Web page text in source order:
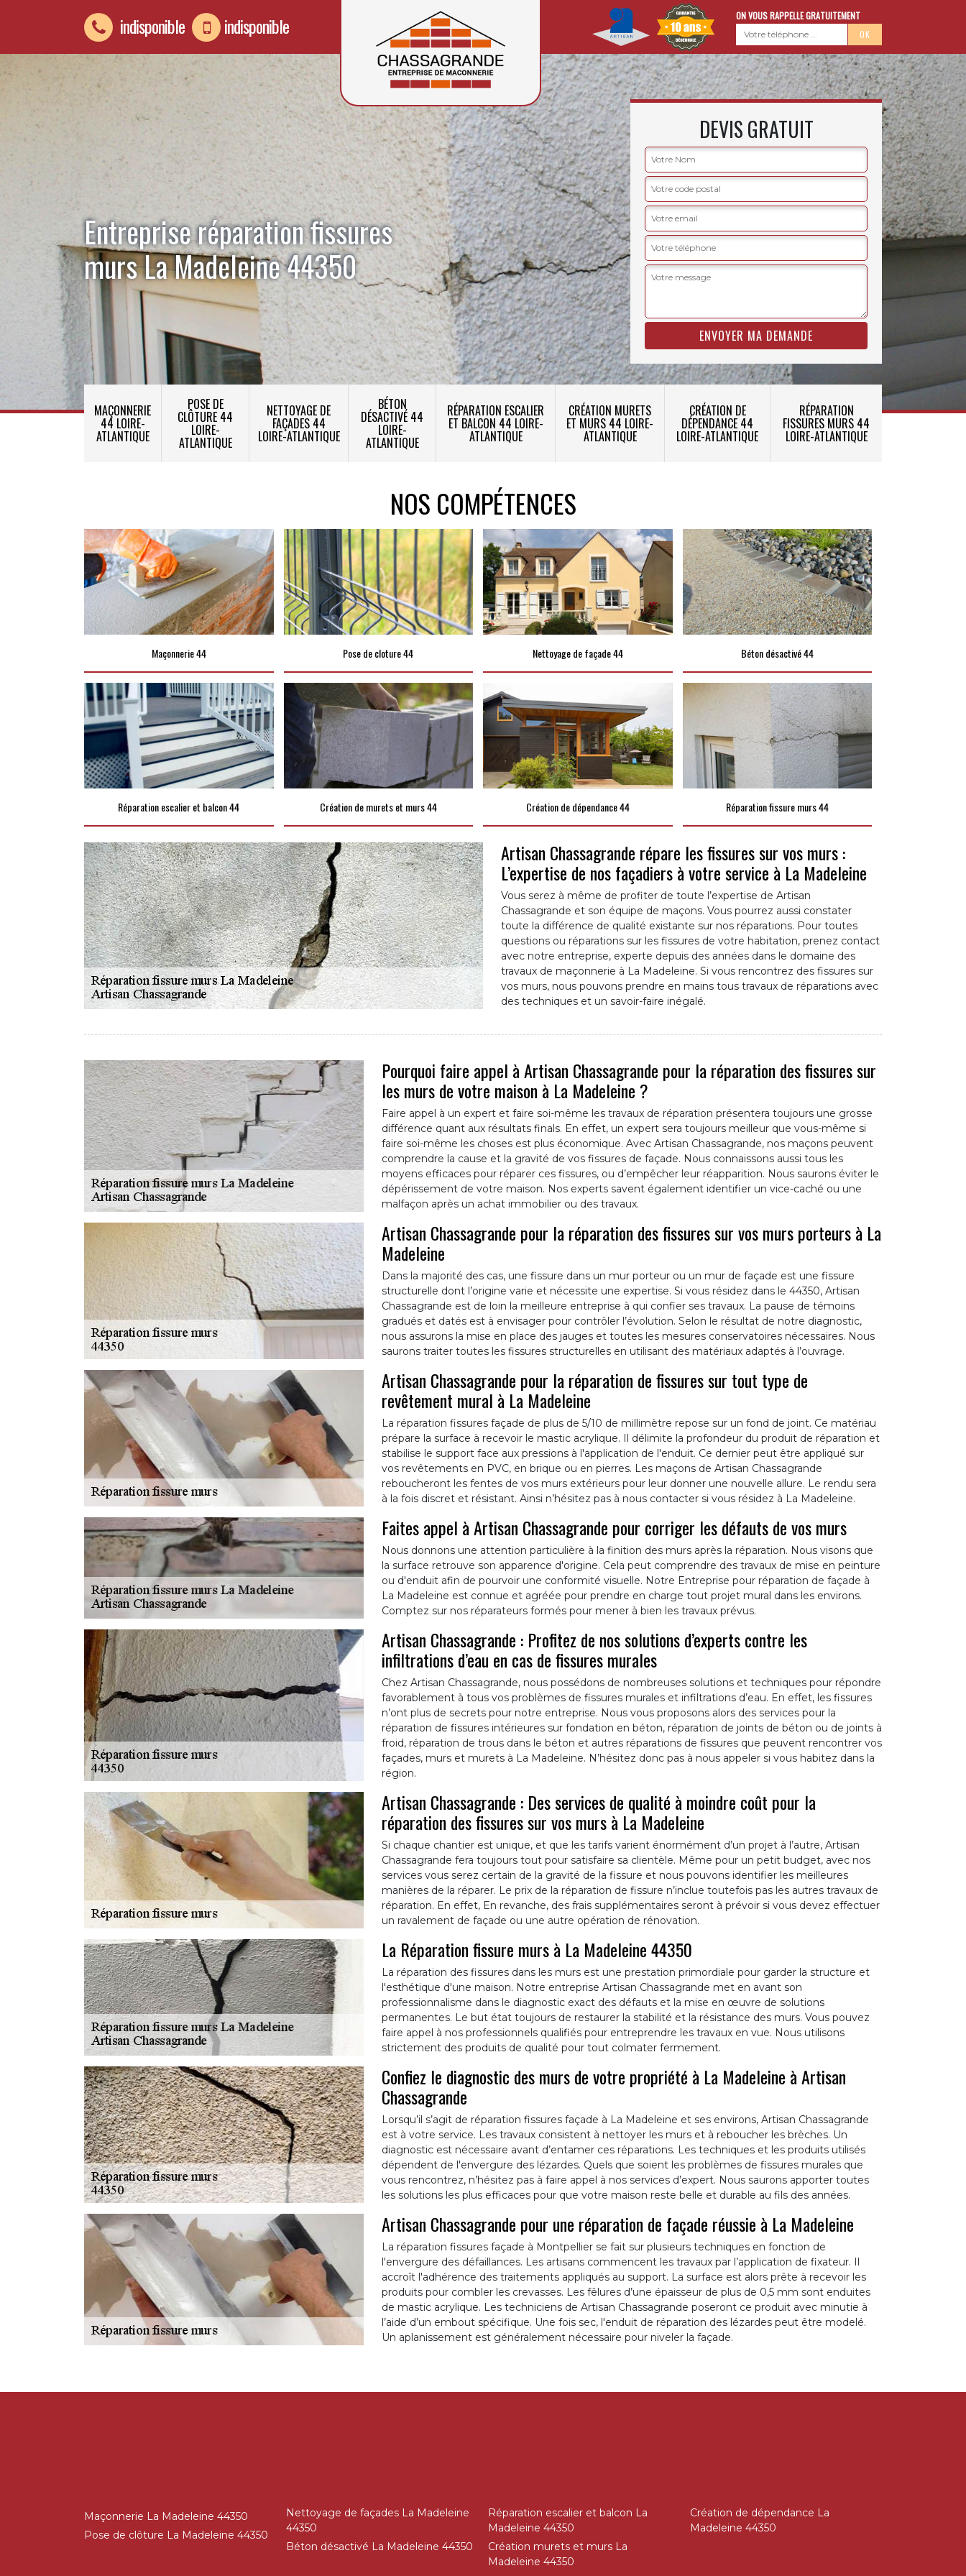
indisponible indisponible ON VOUS RAPPELLE GRATUITEMENT
Entreprise réparation fissures
murs La Madeleine 44350
DEVIS GRATUIT
MAÇONNERIE
44 LOIRE-
ATLANTIQUE
POSE DE
CLÔTURE 44
LOIRE-
ATLANTIQUE
NETTOYAGE DE
FAÇADES 44
LOIRE-ATLANTIQUE
BÉTON
DÉSACTIVÉ 44
LOIRE-
ATLANTIQUE
RÉPARATION ESCALIER
ET BALCON 44 LOIRE-
ATLANTIQUE
CRÉATION MURETS
ET MURS 44 LOIRE-
ATLANTIQUE
CRÉATION DE
DÉPENDANCE 44
LOIRE-ATLANTIQUE
RÉPARATION
FISSURES MURS 44
LOIRE-ATLANTIQUE
NOS COMPÉTENCES
Maçonnerie 44 Pose de cloture 44 Nettoyage de façade 44 Béton désactivé 44
Réparation escalier et balcon 44 Création de murets et murs 44 Création de dépendance 44 Réparation fissure murs 44
Artisan Chassagrande répare les fissures sur vos murs :
L’expertise de nos façadiers à votre service à La Madeleine
Vous serez à même de profiter de toute l’expertise de Artisan
Chassagrande et son équipe de maçons. Vous pourrez aussi constater
toute la différence de qualité existante sur nos réparations. Pour toutes
questions ou réparations sur les fissures de votre habitation, prenez contact
avec notre entreprise, experte depuis des années dans le domaine des
travaux de maçonnerie à La Madeleine. Si vous rencontrez des fissures sur
vos murs, nous pouvons prendre en mains tous travaux de réparations avec
des techniques et un savoir-faire inégalé.
Pourquoi faire appel à Artisan Chassagrande pour la réparation des fissures sur
les murs de votre maison à La Madeleine ?
Faire appel à un expert et faire soi-même les travaux de réparation présentera toujours une grosse
différence quant aux résultats finals. En effet, un expert sera toujours meilleur que vous-même si
faire soi-même les choses est plus économique. Avec Artisan Chassagrande, nos maçons peuvent
comprendre la cause et la gravité de vos fissures de façade. Nous connaissons aussi tous les
moyens efficaces pour réparer ces fissures, ou d’empêcher leur réapparition. Nous saurons éviter le
dépérissement de votre maison. Nos experts savent également identifier un vice-caché ou une
malfaçon après un achat immobilier ou des travaux.
Artisan Chassagrande pour la réparation des fissures sur vos murs porteurs à La
Madeleine
Dans la majorité des cas, une fissure dans un mur porteur ou un mur de façade est une fissure
structurelle dont l’origine varie et nécessite une expertise. Si vous résidez dans le 44350, Artisan
Chassagrande est de loin la meilleure entreprise à qui confier ses travaux. La pause de témoins
gradués et datés est à envisager pour contrôler l’évolution. Selon le résultat de notre diagnostic,
nous assurons la mise en place des jauges et toutes les mesures conservatoires nécessaires. Nous
saurons traiter toutes les fissures structurelles en utilisant des matériaux adaptés à l’ouvrage.
Artisan Chassagrande pour la réparation de fissures sur tout type de
revêtement mural à La Madeleine
La réparation fissures façade de plus de 5/10 de millimètre repose sur un fond de joint. Ce matériau
prépare la surface à recevoir le mastic acrylique. Il délimite la profondeur du produit de réparation et
stabilise le support face aux pressions à l'application de l'enduit. Ce dernier peut être appliqué sur
vos revêtements en PVC, en brique ou en pierres. Les maçons de Artisan Chassagrande
reboucheront les fentes de vos murs extérieurs pour leur donner une nouvelle allure. Le rendu sera
à la fois discret et résistant. Ainsi n’hésitez pas à nous contacter si vous résidez à La Madeleine.
Faites appel à Artisan Chassagrande pour corriger les défauts de vos murs
Nous donnons une attention particulière à la finition des murs après la réparation. Nous visons que
la surface retrouve son apparence d'origine. Cela peut comprendre des travaux de mise en peinture
ou d'enduit afin de pourvoir une conformité visuelle. Notre Entreprise pour réparation de façade à
La Madeleine est connue et agréée pour prendre en charge tout projet mural dans les environs.
Comptez sur nos réparateurs formés pour mener à bien les travaux prévus.
Artisan Chassagrande : Profitez de nos solutions d’experts contre les
infiltrations d’eau en cas de fissures murales
Chez Artisan Chassagrande, nous possédons de nombreuses solutions et techniques pour répondre
favorablement à tous vos problèmes de fissures murales et infiltrations d’eau. En effet, les fissures
n’ont plus de secrets pour notre entreprise. Nous vous proposons alors des services pour la
réparation de fissures intérieures sur fondation en béton, réparation de joints de béton ou de joints à
froid, réparation de trous dans le béton et autres réparations de fissures que peuvent rencontrer vos
façades, murs et murets à La Madeleine. N’hésitez donc pas à nous appeler si vous habitez dans la
région.
Artisan Chassagrande : Des services de qualité à moindre coût pour la
réparation des fissures sur vos murs à La Madeleine
Si chaque chantier est unique, et que les tarifs varient énormément d’un projet à l’autre, Artisan
Chassagrande fera toujours tout pour satisfaire sa clientèle. Même pour un petit budget, avec nos
services vous serez certain de la gravité de la fissure et nous pouvons identifier les meilleures
manières de la réparer. Le prix de la réparation de fissure n’inclue toutefois pas les autres travaux de
réparation. En effet, En revanche, des frais supplémentaires seront à prévoir si vous devez effectuer
un ravalement de façade ou une autre opération de rénovation.
La Réparation fissure murs à La Madeleine 44350
La réparation des fissures dans les murs est une prestation primordiale pour garder la structure et
l'esthétique d'une maison. Notre entreprise Artisan Chassagrande met en avant son
professionnalisme dans le diagnostic exact des défauts et la mise en œuvre de solutions
permanentes. Le but état toujours de restaurer la stabilité et la résistance des murs. Vous pouvez
faire appel à nos professionnels qualifiés pour entreprendre les travaux en vue. Nous utilisons
strictement des produits de qualité pour tout colmater fermement.
Confiez le diagnostic des murs de votre propriété à La Madeleine à Artisan
Chassagrande
Lorsqu’il s’agit de réparation fissures façade à La Madeleine et ses environs, Artisan Chassagrande
est à votre service. Les travaux consistent à nettoyer les murs et à reboucher les brèches. Un
diagnostic est nécessaire avant d’entamer ces réparations. Les techniques et les produits utilisés
dépendent de l'envergure des lézardes. Quels que soient les problèmes de fissures murales que
vous rencontrez, n’hésitez pas à faire appel à nos services d’expert. Nous saurons apporter toutes
les solutions les plus efficaces pour que votre maison reste belle et durable au fils des années.
Artisan Chassagrande pour une réparation de façade réussie à La Madeleine
La réparation fissures façade à Montpellier se fait sur plusieurs techniques en fonction de
l'envergure des défaillances. Les artisans commencent les travaux par l’application de fixateur. Il
accroît l'adhérence des traitements appliqués au support. La surface est alors prête à recevoir les
produits pour combler les crevasses. Les fêlures d’une épaisseur de plus de 0,5 mm sont enduites
de mastic acrylique. Les techniciens de Artisan Chassagrande poseront ce produit avec minutie à
l’aide d’un embout spécifique. Une fois sec, l'enduit de réparation des lézardes peut être modelé.
Un aplanissement est généralement nécessaire pour niveler la façade.
Maçonnerie La Madeleine 44350
Pose de clôture La Madeleine 44350
Nettoyage de façades La Madeleine
44350
Béton désactivé La Madeleine 44350
Réparation escalier et balcon La
Madeleine 44350
Création murets et murs La
Madeleine 44350
Création de dépendance La
Madeleine 44350